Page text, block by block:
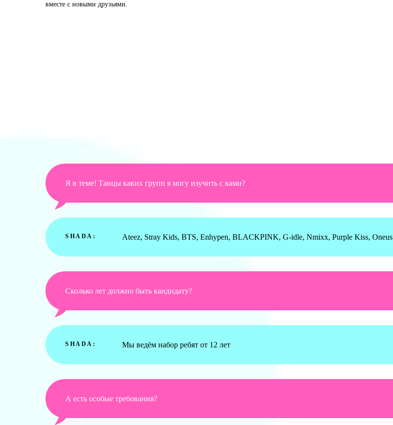
вместе с новыми друзьями.
Я в теме! Танцы каких групп я могу изучить с вами?
SHADA: Ateez, Stray Kids, BTS, Enhypen, BLACKPINK, G-idle, Nmixx, Purple Kiss, Oneus
Сколько лет должно быть кандидату?
SHADA: Мы ведём набор ребят от 12 лет
А есть особые требования?